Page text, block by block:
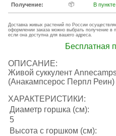
Получение: 📦 В
Доставка живых растений по России
оформлении заказа можно выбрать получение в
если она доступна для вашего адреса.
Бесплатная
ОПИСАНИЕ:
Живой суккулент
(Анакампсерос Перпл Реин)
ХАРАКТЕРИСТИКИ:
Диаметр горшка (см):
5
Высота с горшком (см):